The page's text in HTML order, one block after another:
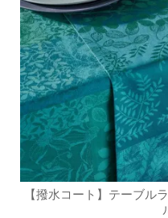
【撥水コート】テーブル